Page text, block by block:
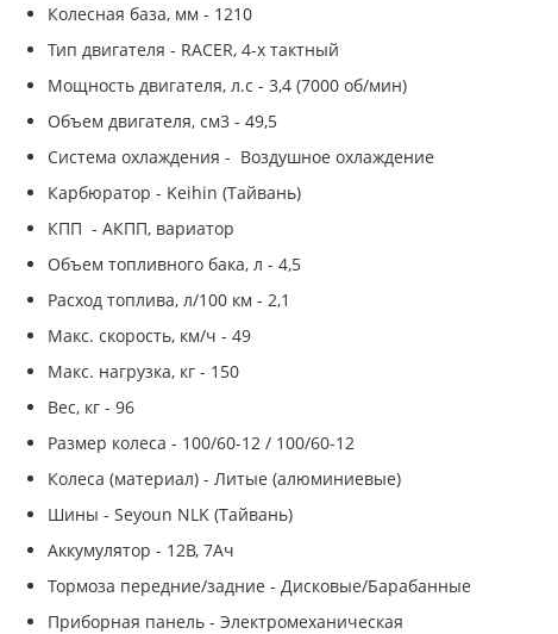
Колесная база, мм - 1210
Тип двигателя - RACER, 4-х тактный
Мощность двигателя, л.с - 3,4 (7000 об/мин)
Объем двигателя, см3 - 49,5
Система охлаждения - Воздушное охлаждение
Карбюратор - Keihin (Тайвань)
КПП - АКПП, вариатор
Объем топливного бака, л - 4,5
Расход топлива, л/100 км - 2,1
Макс. скорость, км/ч - 49
Макс. нагрузка, кг - 150
Вес, кг - 96
Размер колеса - 100/60-12 / 100/60-12
Колеса (материал) - Литые (алюминиевые)
Шины - Seyoun NLK (Тайвань)
Аккумулятор - 12В, 7Ач
Тормоза передние/задние - Дисковые/Барабанные
Приборная панель - Электромеханическая